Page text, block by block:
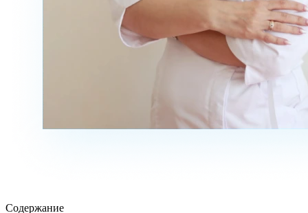
Содержание